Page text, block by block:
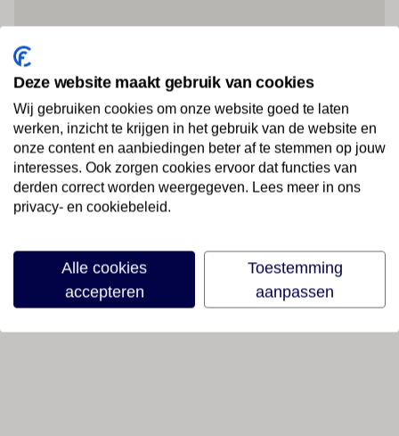
Deze website maakt gebruik van cookies
Wij gebruiken cookies om onze website goed te laten
werken, inzicht te krijgen in het gebruik van de website en
onze content en aanbiedingen beter af te stemmen op jouw
interesses. Ook zorgen cookies ervoor dat functies van
derden correct worden weergegeven. Lees meer in ons
privacy- en cookiebeleid.
Alle cookies
accepteren
Toestemming
aanpassen